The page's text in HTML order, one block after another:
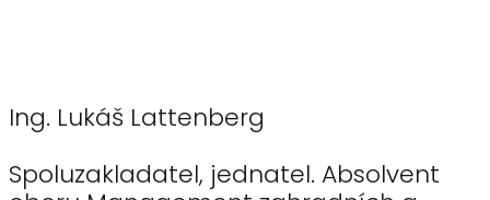
Ing. Lukáš Lattenberg
Spoluzakladatel, jednatel. Absolvent